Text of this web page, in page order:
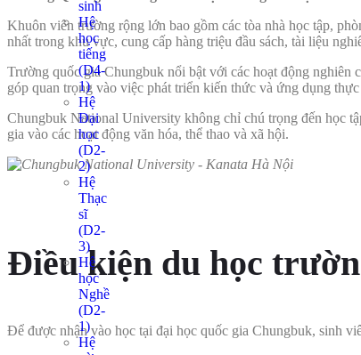
sinh
Hệ
học
tiếng
(D4-
1)
Hệ
Đại
học
(D2-
2)
Hệ
Thạc
sĩ
(D2-
3)
Hệ
học
Nghề
(D2-
1)
Hệ
Khuôn viên trường rộng lớn bao gồm các tòa nhà học tập,
nhất trong khu vực, cung cấp hàng triệu đầu sách, tài liệu
Trường quốc gia Chungbuk nổi bật với các hoạt động nghiên
góp quan trọng vào việc phát triển kiến thức và ứng dụng
Chungbuk National University không chỉ chú trọng đến học
gia vào các hoạt động văn hóa, thể thao và xã hội.
Điều kiện du học
Để được nhận vào học tại đại học quốc gia Chungbuk, sinh